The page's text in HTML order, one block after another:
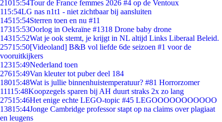
21015:54Tour de France femmes 2026 #4 op de Ventoux
115:54LG nas n1t1 - niet zichtbaar bij aansluiten
14515:54Sterren toen en nu #11
17315:53Oorlog in Oekraïne #1318 Drone baby drone
14315:52Wat je ook stemt, je krijgt in NL altijd Links Liberaal Beleid.
25715:50[Videoland] B&B vol liefde 6de seizoen #1 voor de
vooruitkijkers
12315:49Nederland toen
27615:49Van kleuter tot puber deel 184
18015:48Wat is jullie binnenhuistemperatuur? #81 Horrorzomer
11115:48Koopzegels sparen bij AH duurt straks 2x zo lang
27515:46Het enige echte LEGO-topic #45 LEGOOOOOOOOOOO
13815:44Jonge Cambridge professor stapt op na claims over plagiaat
en leugens